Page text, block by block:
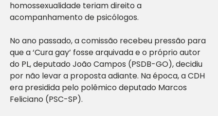
homossexualidade teriam direito a
acompanhamento de psicólogos.
No ano passado, a comissão recebeu pressão para
que a ‘Cura gay’ fosse arquivada e o próprio autor
do PL, deputado João Campos (PSDB-GO), decidiu
por não levar a proposta adiante. Na época, a CDH
era presidida pelo polêmico deputado Marcos
Feliciano (PSC-SP).